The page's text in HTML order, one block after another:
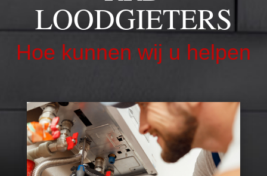
LOODGIETERS
Hoe kunnen wij u helpen